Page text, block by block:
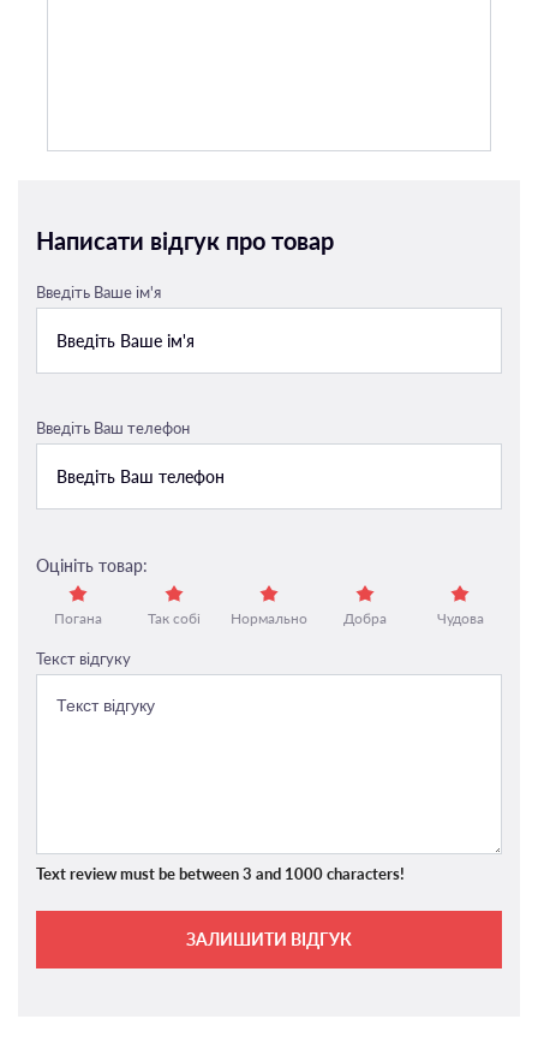
Написати відгук про товар
Введіть Ваше ім'я
Введіть Ваш телефон
Оцініть товар:
Погана Так собі Нормально Добра Чудова
Текст відгуку
Text review must be between 3 and 1000 characters!
ЗАЛИШИТИ ВІДГУК